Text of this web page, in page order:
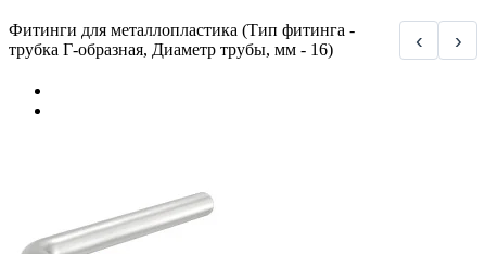
Фитинги для металлопластика (Тип фитинга -
трубка Г-образная, Диаметр трубы, мм - 16)
‹ ›